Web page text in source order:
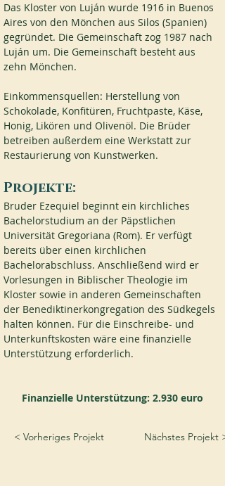
Das Kloster von Luján wurde 1916 in Buenos
Aires von den Mönchen aus Silos (Spanien)
gegründet. Die Gemeinschaft zog 1987 nach
Luján um. Die Gemeinschaft besteht aus
zehn Mönchen.
Einkommensquellen: Herstellung von
Schokolade, Konfitüren, Fruchtpaste, Käse,
Honig, Likören und Olivenöl. Die Brüder
betreiben außerdem eine Werkstatt zur
Restaurierung von Kunstwerken.
Projekte:
Bruder Ezequiel beginnt ein kirchliches
Bachelorstudium an der Päpstlichen
Universität Gregoriana (Rom). Er verfügt
bereits über einen kirchlichen
Bachelorabschluss. Anschließend wird er
Vorlesungen in Biblischer Theologie im
Kloster sowie in anderen Gemeinschaften
der Benediktinerkongregation des Südkegels
halten können. Für die Einschreibe- und
Unterkunftskosten wäre eine finanzielle
Unterstützung erforderlich.
Finanzielle Unterstützung: 2.930 euro
< Vorheriges Projekt Nächstes Projekt >